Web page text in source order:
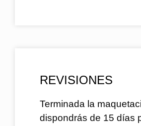
REVISIONES
Terminada la
dispondrás de 15 días